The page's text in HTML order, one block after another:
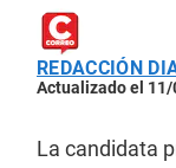
REDACCIÓN
Actualizado el 11/
La candidata